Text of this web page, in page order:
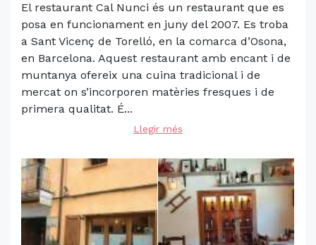
El restaurant Cal Nunci és un restaurant que es
posa en funcionament en juny del 2007. Es troba
a Sant Vicenç de Torelló, en la comarca d’Osona,
en Barcelona. Aquest restaurant amb encant i de
muntanya ofereix una cuina tradicional i de
mercat on s’incorporen matèries fresques i de
primera qualitat. É...
Llegir més